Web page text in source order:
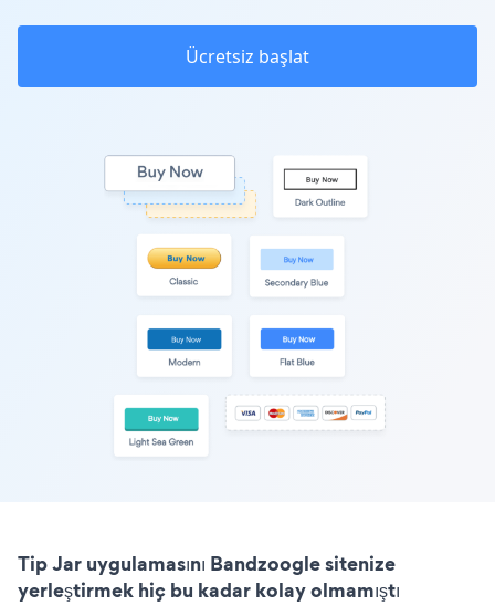
Ücretsiz başlat
Tip Jar uygulamasını Bandzoogle sitenize
yerleştirmek hiç bu kadar kolay olmamıştı